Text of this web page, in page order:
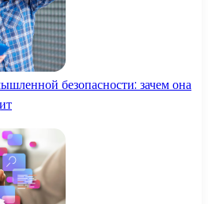
безопасности: зачем она